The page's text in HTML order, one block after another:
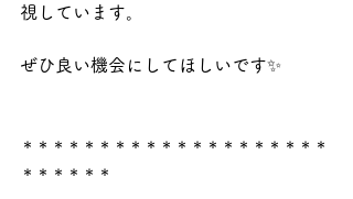
視しています。
ぜひ良い機会にしてほしいです✨
＊＊＊＊＊＊＊＊＊＊＊＊＊＊＊＊＊＊＊＊
＊＊＊＊＊＊